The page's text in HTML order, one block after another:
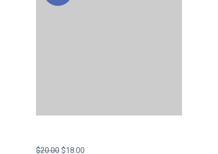
$20.00 $18.00